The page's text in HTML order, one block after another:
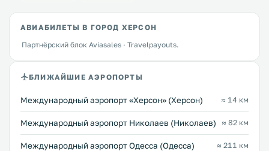
АВИАБИЛЕТЫ В ГОРОД ХЕРСОН
Партнёрский блок Aviasales · Travelpayouts.
БЛИЖАЙШИЕ АЭРОПОРТЫ
Международный аэропорт «Херсон» (Херсон) ≈ 14 км
Международный аэропорт Николаев (Николаев) ≈ 82 км
Международный аэропорт Одесса (Одесса) ≈ 211 км